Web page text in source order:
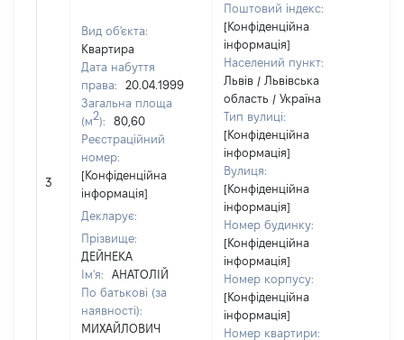
3
Вид об'єкта:
Квартира
Дата набуття
права:
20.04.1999
Загальна площа
(м2):
80,60
Реєстраційний
номер:
[Конфіденційна
інформація]
Декларує:
Прізвище:
ДЕЙНЕКА
Ім'я:
АНАТОЛІЙ
По батькові (за
наявності):
МИХАЙЛОВИЧ
Поштовий індекс:
[Конфіденційна
інформація]
Населений пункт:
Львів / Львівська
область / Україна
Тип вулиці:
[Конфіденційна
інформація]
Вулиця:
[Конфіденційна
інформація]
Номер будинку:
[Конфіденційна
інформація]
Номер корпусу:
[Конфіденційна
інформація]
Номер квартири: